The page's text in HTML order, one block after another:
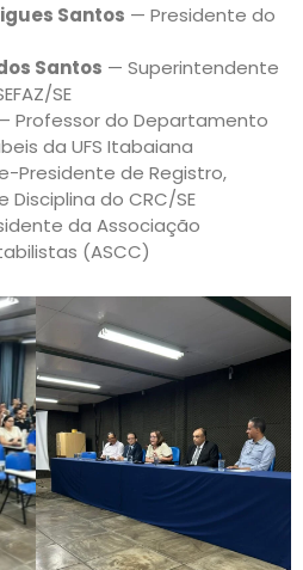
Santos — Presidente do
Santos — Superintendente
SE
Professor do Departamento
da UFS Itabaiana
Presidente de Registro,
Disciplina do CRC/SE
da Associação
(ASCC)